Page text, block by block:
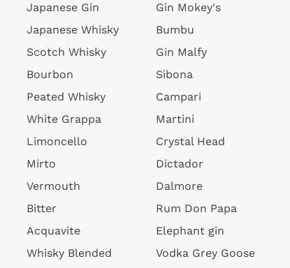
Japanese Gin
Japanese Whisky
Scotch Whisky
Bourbon
Peated Whisky
White Grappa
Limoncello
Mirto
Vermouth
Bitter
Acquavite
Whisky Blended
Gin Mokey's
Bumbu
Gin Malfy
Sibona
Campari
Martini
Crystal Head
Dictador
Dalmore
Rum Don Papa
Elephant gin
Vodka Grey Goose